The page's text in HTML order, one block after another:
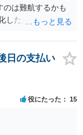
は難航するかも
した弁護士でなく
失自体には争いが
。 損害額に立証に
ので、対応でき
易に増額に応じ
和解は難しい）
が大きく変わるこ
での交渉をお勧
日の支払い
役にたった 15